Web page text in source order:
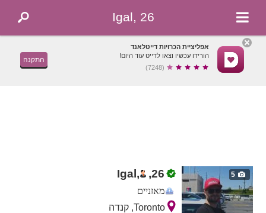
Igal, 26
אפליציית הכרויות דייטלאנד
הורידו עכשיו וצאו לדייט עוד היום!
(7248)
התקנה
5
Igal, ,26
מאזניים
Toronto, קנדה